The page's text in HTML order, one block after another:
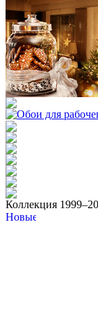
Коллекция